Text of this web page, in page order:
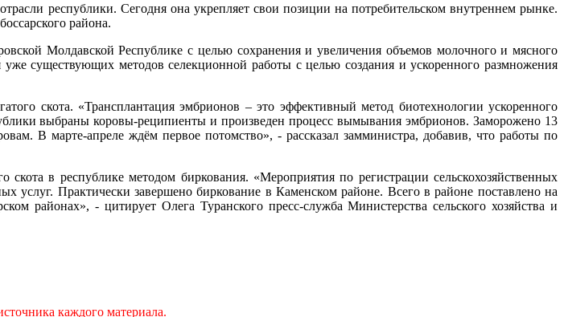
республики. Сегодня она укрепляет свои позиции на потребительском внутреннем рынке.
района.
Молдавской Республике с целью сохранения и увеличения объемов молочного и мясного
существующих методов селекционной работы с целью создания и ускоренного размножения
скота. «Трансплантация эмбрионов – это эффективный метод биотехнологии ускоренного
выбраны коровы-реципиенты и произведен процесс вымывания эмбрионов. Заморожено 13
В марте-апреле ждём первое потомство», - рассказал замминистра, добавив, что работы по
в республике методом биркования. «Мероприятия по регистрации сельскохозяйственных
услуг. Практически завершено биркование в Каменском районе. Всего в районе поставлено на
районах», - цитирует Олега Туранского пресс-служба Министерства сельского хозяйства и
каждого материала.